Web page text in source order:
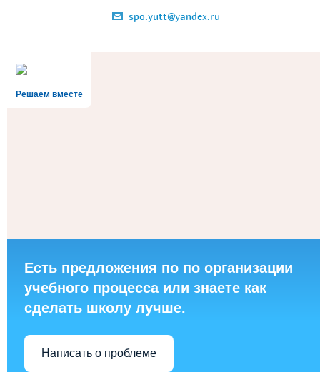
spo.yutt@yandex.ru
Решаем вместе
Есть предложения по по организации
учебного процесса или знаете как
сделать школу лучше.
Написать о проблеме